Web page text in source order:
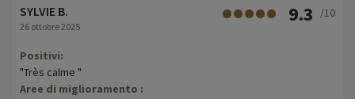
SYLVIE B.
26 ottobre 2025
9.3 /10
Positivi:
"Très calme "
Aree di miglioramento :